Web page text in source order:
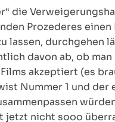
die
Prozederes einen
lassen, durchgehen
davon ab, ob man
akzeptiert (es
Nummer 1 und der
jetzt nicht sooo